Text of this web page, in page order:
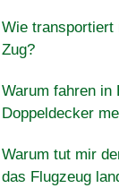
Wie transportiert
Zug?
Warum fahren in
Doppeldecker
Warum tut mir
das Flugzeug